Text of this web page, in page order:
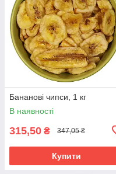
Бананові чипси, 1 кг
В наявності
315,50 ₴ 347,05 ₴
Купити